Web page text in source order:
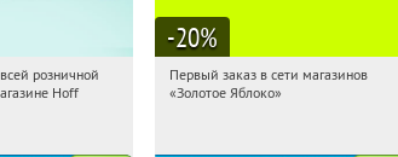
Получили:
розничной
Hoff
-20%
15:34:21
Получи первым!
Первый заказ в сети магазинов
«Золотое Яблоко»